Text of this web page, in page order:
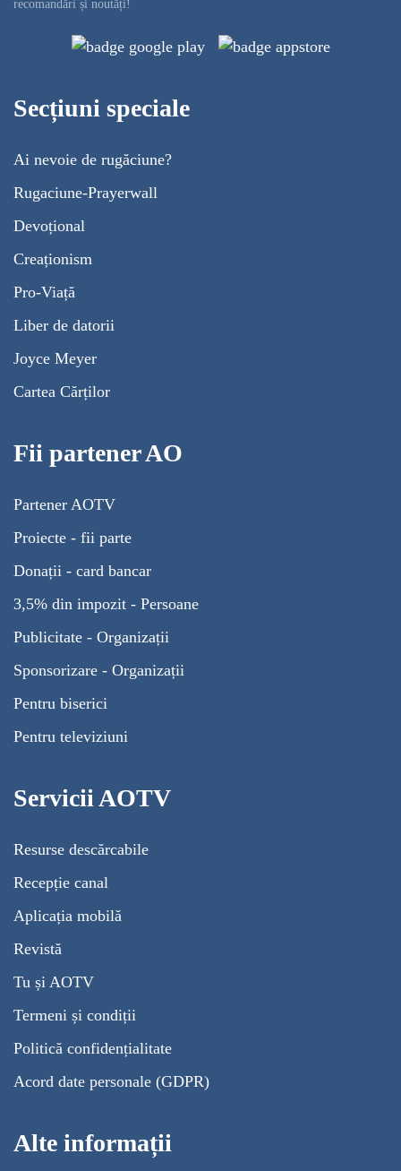
recomandări și noutăți!
Secțiuni speciale
Ai nevoie de rugăciune?
Rugaciune-Prayerwall
Devoțional
Creaționism
Pro-Viață
Liber de datorii
Joyce Meyer
Cartea Cărților
Fii partener AO
Partener AOTV
Proiecte - fii parte
Donații - card bancar
3,5% din impozit - Persoane
Publicitate - Organizații
Sponsorizare - Organizații
Pentru biserici
Pentru televiziuni
Servicii AOTV
Resurse descărcabile
Recepție canal
Aplicația mobilă
Revistă
Tu și AOTV
Termeni și condiții
Politică confidențialitate
Acord date personale (GDPR)
Alte informații